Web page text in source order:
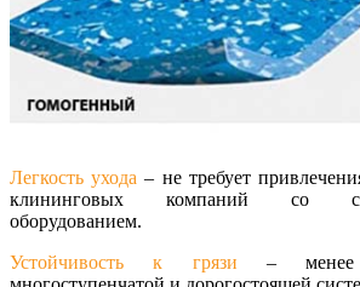
Легкость ухода – не требует
клининговых компаний со
оборудованием.
Устойчивость к грязи – менее